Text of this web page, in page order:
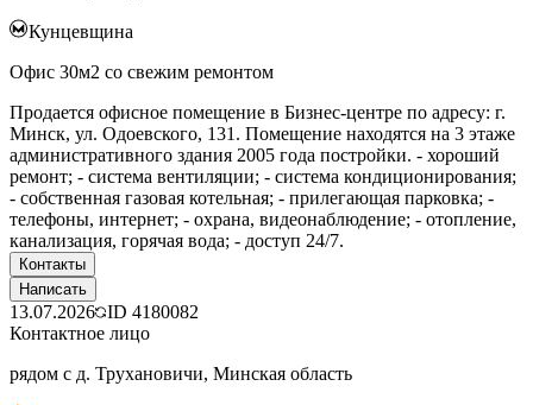
Кунцевщина
Офис 30м2 со свежим ремонтом
Продается офисное помещение в Бизнес-центре по адресу: г.
Минск, ул. Одоевского, 131. Помещение находятся на 3 этаже
административного здания 2005 года постройки. - хороший
ремонт; - система вентиляции; - система кондиционирования;
- собственная газовая котельная; - прилегающая парковка; -
телефоны, интернет; - охрана, видеонаблюдение; - отопление,
канализация, горячая вода; - доступ 24/7.
Контакты
Написать
13.07.2026 ID 4180082
Контактное лицо
рядом с д. Трухановичи, Минская область